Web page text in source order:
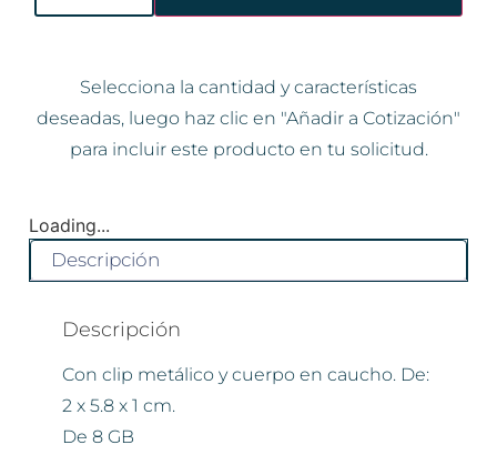
Selecciona la cantidad y características
deseadas, luego haz clic en "Añadir a Cotización"
para incluir este producto en tu solicitud.
Loading...
Descripción
Descripción
Con clip metálico y cuerpo en caucho. De:
2 x 5.8 x 1 cm.
De 8 GB